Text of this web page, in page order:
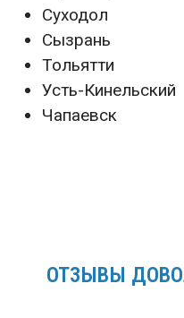
Суходол
Сызрань
Тольятти
Усть-Кинельский
Чапаевск
ОТЗЫВЫ